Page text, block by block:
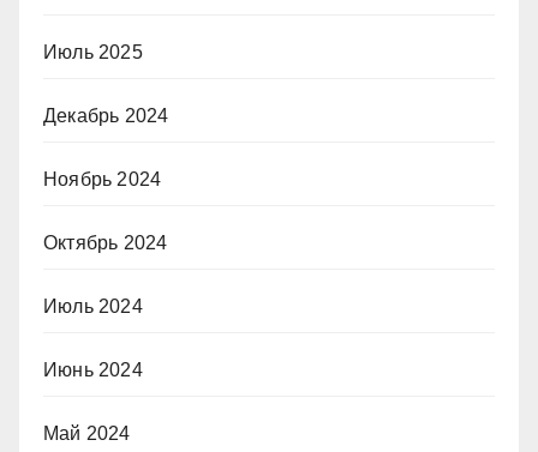
Июль 2025
Декабрь 2024
Ноябрь 2024
Октябрь 2024
Июль 2024
Июнь 2024
Май 2024